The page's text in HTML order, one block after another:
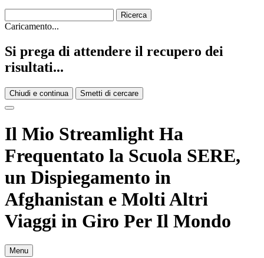
Caricamento...
Si prega di attendere il recupero dei
risultati...
Chiudi e continua Smetti di cercare
Il Mio Streamlight Ha
Frequentato la Scuola SERE,
un Dispiegamento in
Afghanistan e Molti Altri
Viaggi in Giro Per Il Mondo
Menu